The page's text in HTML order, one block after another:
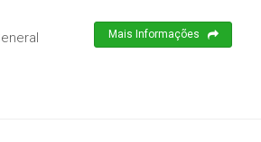
Mais Informações